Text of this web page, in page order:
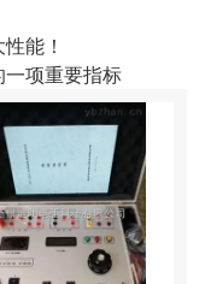
能！
项重要指标